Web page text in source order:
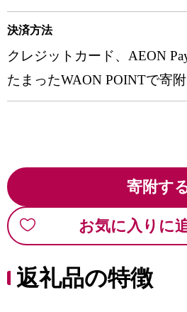
決済方法
クレジットカード、AEON
たまったWAON POINTで寄附
寄附す
お気に入りに
返礼品の特徴